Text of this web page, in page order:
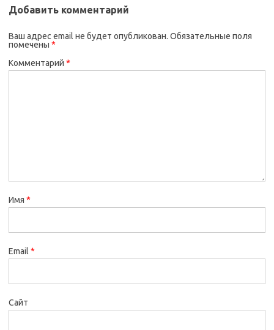
Добавить комментарий
Ваш адрес email не будет опубликован. Обязательные поля
помечены *
Комментарий *
Имя *
Email *
Сайт